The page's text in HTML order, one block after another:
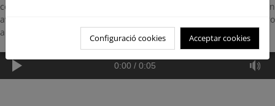
centímetros y tiene un pico negro muy grande y poderoso. Es un
ave omnívora que come de todo, incluso carroña. Cría de febrero
a mayo en cornisas rocosas en un nido de barro y ramas.
0:00 / 0:05
Configuració cookies Acceptar cookies